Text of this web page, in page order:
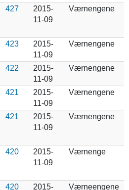
427
2015-
11-09
Værnengene
423
2015-
11-09
Værnengene
422
2015-
11-09
Værnengene
421
2015-
11-09
Værnengene
421
2015-
11-09
Værnengene
420
2015-
11-09
Værnenge
420
2015-
Værneengene